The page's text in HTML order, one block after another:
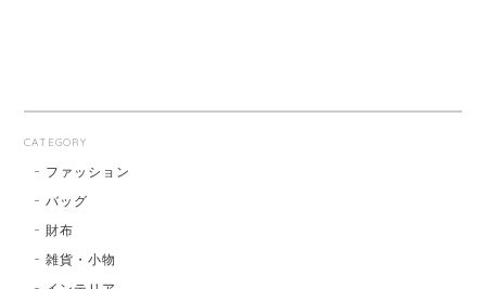
CATEGORY
ファッション
バッグ
財布
雑貨・小物